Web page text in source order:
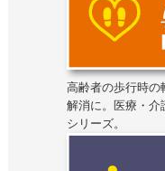
高齢者の歩行時の
解消に。医療・介
シリーズ。